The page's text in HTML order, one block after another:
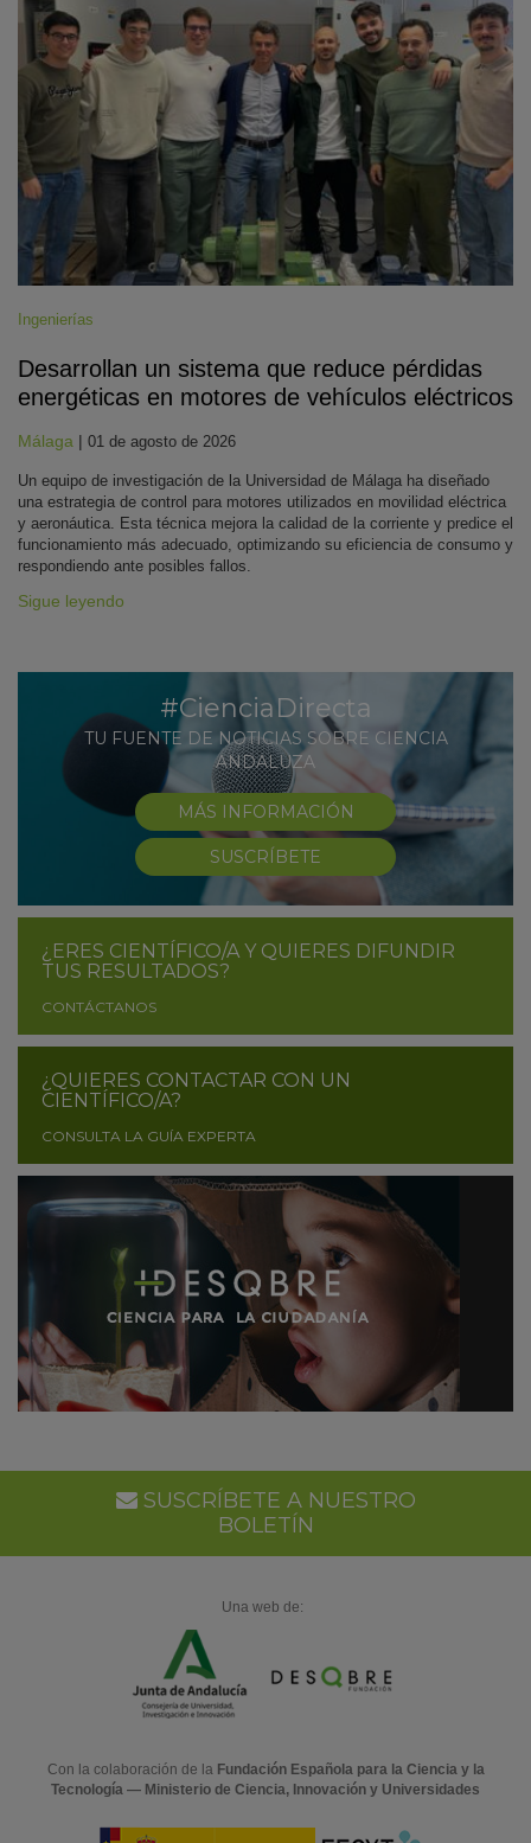
Ingenierías
Desarrollan un sistema que reduce pérdidas
energéticas en motores de vehículos eléctricos
Málaga | 01 de agosto de 2026
Un equipo de investigación de la Universidad de Málaga ha diseñado
una estrategia de control para motores utilizados en movilidad eléctrica
y aeronáutica. Esta técnica mejora la calidad de la corriente y predice el
funcionamiento más adecuado, optimizando su eficiencia de consumo y
respondiendo ante posibles fallos.
Sigue leyendo
#CienciaDirecta
TU FUENTE DE NOTICIAS SOBRE CIENCIA
ANDALUZA
MÁS INFORMACIÓN
SUSCRÍBETE
¿ERES CIENTÍFICO/A Y QUIERES DIFUNDIR
TUS RESULTADOS?
CONTÁCTANOS
¿QUIERES CONTACTAR CON UN
CIENTÍFICO/A?
CONSULTA LA GUÍA EXPERTA
SUSCRÍBETE A NUESTRO
BOLETÍN
Una web de:
Con la colaboración de la Fundación Española para la Ciencia y la
Tecnología — Ministerio de Ciencia, Innovación y Universidades